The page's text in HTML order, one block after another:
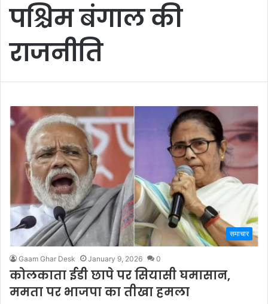
पश्चिम बंगाल की
राजनीति
समाचार
Gaam Ghar Desk January 9, 2026 0
कोलकाता ईडी छापे पर सियासी घमासान,
ममता पर भाजपा का तीखा हमला